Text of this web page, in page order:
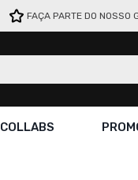
FAÇA PARTE DO NOSSO
COLLABS